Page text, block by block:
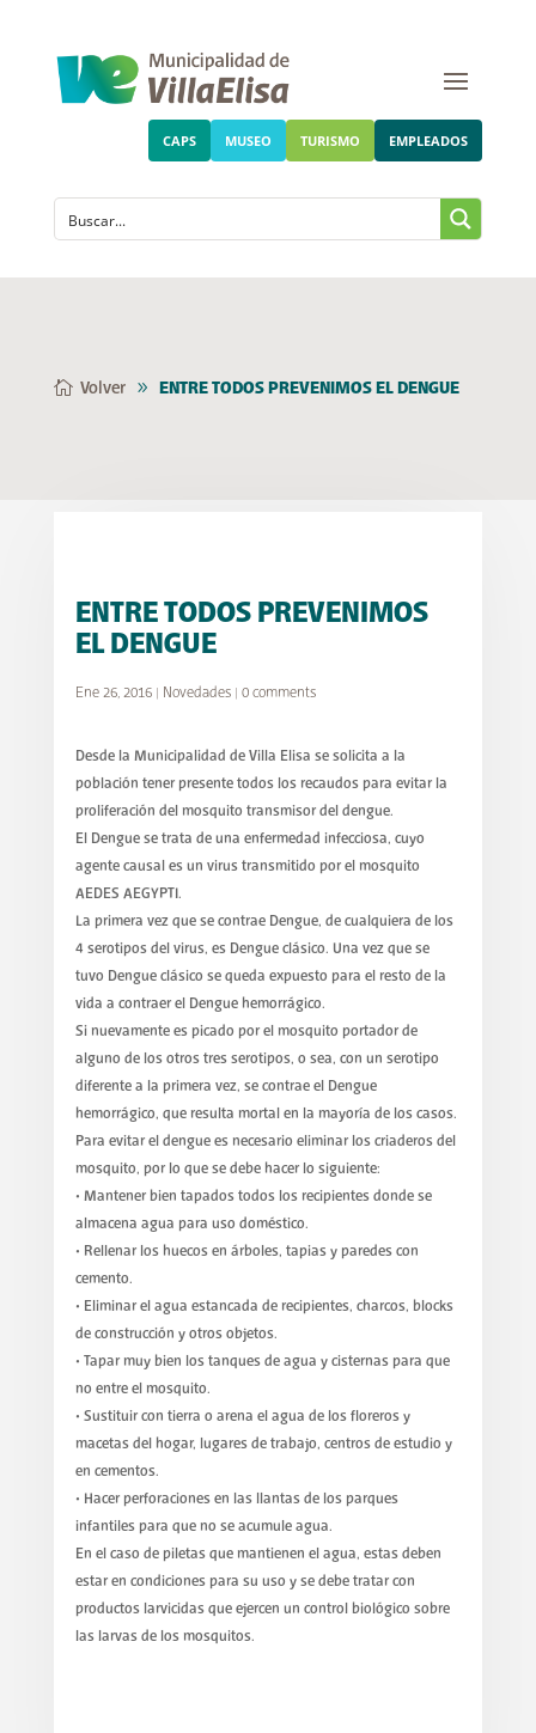
CAPS MUSEO TURISMO EMPLEADOS
Volver ENTRE TODOS PREVENIMOS EL DENGUE
ENTRE TODOS PREVENIMOS
EL DENGUE
Ene 26, 2016| Novedades| 0 comments
Desde la Municipalidad de Villa Elisa se solicita a la
población tener presente todos los recaudos para evitar la
proliferación del mosquito transmisor del dengue.
El Dengue se trata de una enfermedad infecciosa, cuyo
agente causal es un virus transmitido por el mosquito
AEDES AEGYPTI.
La primera vez que se contrae Dengue, de cualquiera de los
4 serotipos del virus, es Dengue clásico. Una vez que se
tuvo Dengue clásico se queda expuesto para el resto de la
vida a contraer el Dengue hemorrágico.
Si nuevamente es picado por el mosquito portador de
alguno de los otros tres serotipos, o sea, con un serotipo
diferente a la primera vez, se contrae el Dengue
hemorrágico, que resulta mortal en la mayoría de los casos.
Para evitar el dengue es necesario eliminar los criaderos del
mosquito, por lo que se debe hacer lo siguiente:
• Mantener bien tapados todos los recipientes donde se
almacena agua para uso doméstico.
• Rellenar los huecos en árboles, tapias y paredes con
cemento.
• Eliminar el agua estancada de recipientes, charcos, blocks
de construcción y otros objetos.
• Tapar muy bien los tanques de agua y cisternas para que
no entre el mosquito.
• Sustituir con tierra o arena el agua de los floreros y
macetas del hogar, lugares de trabajo, centros de estudio y
en cementos.
• Hacer perforaciones en las llantas de los parques
infantiles para que no se acumule agua.
En el caso de piletas que mantienen el agua, estas deben
estar en condiciones para su uso y se debe tratar con
productos larvicidas que ejercen un control biológico sobre
las larvas de los mosquitos.